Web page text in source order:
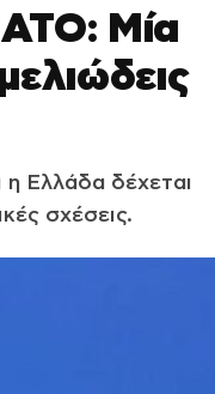
Μία
Ελλάδα δέχεται
σχέσεις.